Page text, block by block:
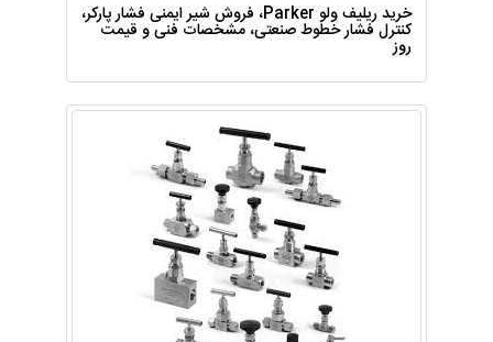
خرید ریلیف ولو Parker، فروش شیر ایمنی فشار پارکر،
کنترل فشار خطوط صنعتی، مشخصات فنی و قیمت
روز